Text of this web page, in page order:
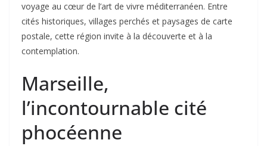
voyage au cœur de l’art de vivre méditerranéen. Entre
cités historiques, villages perchés et paysages de carte
postale, cette région invite à la découverte et à la
contemplation.
Marseille,
l’incontournable cité
phocéenne